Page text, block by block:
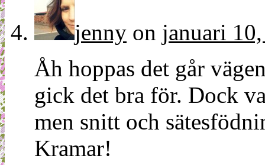
jenny on januari
Åh hoppas det går
gick det bra för. Dock
men snitt och
Kramar!